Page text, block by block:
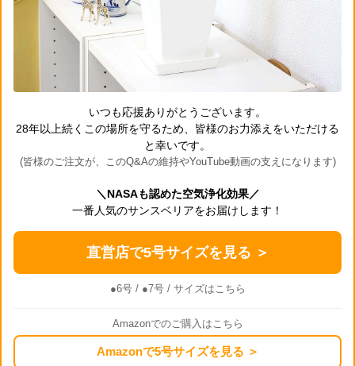
いつも応援ありがとうございます。
28年以上続くこの場所を守るため、皆様のお力添えをいただける
と幸いです。
(皆様のご注文が、このQ&Aの維持やYouTube動画の支えになります)
＼NASAも認めた空気浄化効果／
一番人気のサンスベリアをお届けします！
直営店で5号サイズを見る ＞
●6号/ ●7号/ サイズはこちら
Amazonでのご購入はこちら
Amazonで5号サイズを見る ＞